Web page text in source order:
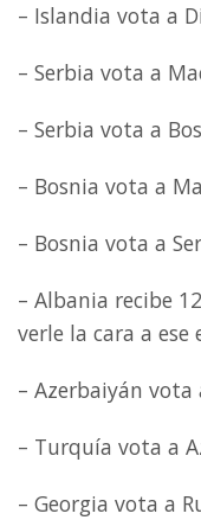
– Islandia vota a
– Serbia vota a
– Serbia vota a
– Bosnia vota a
– Bosnia vota a
– Albania recibe
verle la cara a ese
– Azerbaiyán
– Turquía vota a
– Georgia vota a